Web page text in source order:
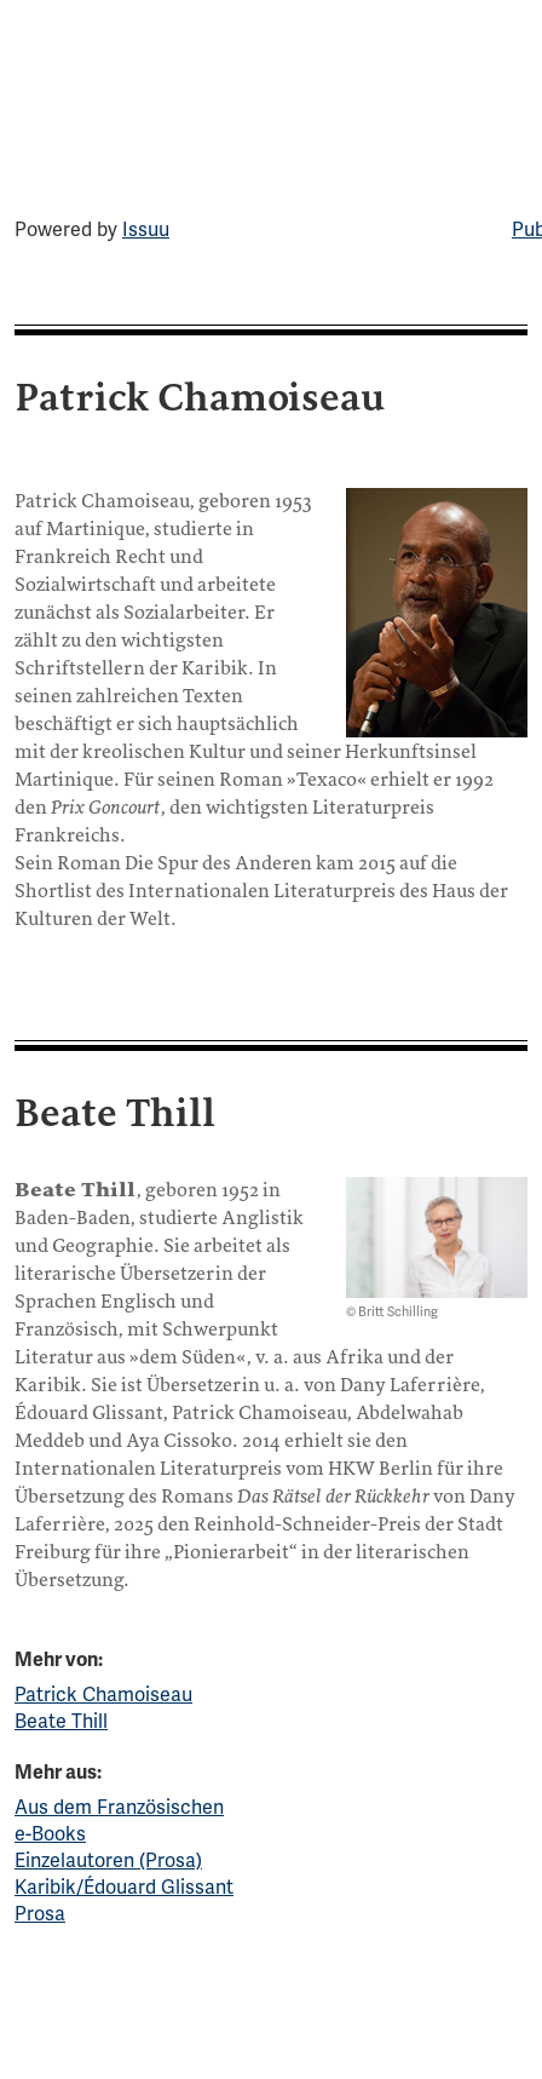
Powered by Issuu
Patrick Chamoiseau
Patrick Chamoiseau, geboren 1953
auf Martinique, studierte in
Frankreich Recht und
Sozialwirtschaft und arbeitete
zunächst als Sozialarbeiter. Er
zählt zu den wichtigsten
Schriftstellern der Karibik. In
seinen zahlreichen Texten
beschäftigt er sich hauptsächlich
mit der kreolischen Kultur und seiner Herkunftsinsel
Martinique. Für seinen Roman »Texaco« erhielt er 1992
denPrix Goncourt, den wichtigsten Literaturpreis
Frankreichs.
Sein Roman Die Spur des Anderen kam 2015 auf die
Shortlist des Internationalen Literaturpreis des Haus der
Kulturen der Welt.
Beate Thill
© Britt Schilling
Beate Thill, geboren 1952 in
Baden-Baden, studierte Anglistik
und Geographie. Sie arbeitet als
literarische Übersetzerin der
Sprachen Englisch und
Französisch, mit Schwerpunkt
Literatur aus »dem Süden«, v. a. aus Afrika und der
Karibik. Sie ist Übersetzerin u. a. von Dany Laferrière,
Édouard Glissant, Patrick Chamoiseau, Abdelwahab
Meddeb und Aya Cissoko. 2014 erhielt sie den
Internationalen Literaturpreis vom HKW Berlin für ihre
Übersetzung des Romans Das Rätsel der Rückkehrvon Dany
Laferrière, 2025 den Reinhold-Schneider-Preis der Stadt
Freiburg für ihre „Pionierarbeit“ in der literarischen
Übersetzung.
Mehr von:
Patrick Chamoiseau
Beate Thill
Mehr aus:
Aus dem Französischen
e-Books
Einzelautoren (Prosa)
Karibik/Édouard Glissant
Prosa